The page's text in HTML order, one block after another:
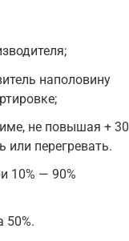
наполовину
не повышая + 30
или перегревать.
10% — 90%
50%.